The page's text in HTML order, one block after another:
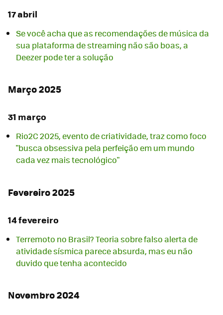
17 abril
Se você acha que as recomendações de música da
sua plataforma de streaming não são boas, a
Deezer pode ter a solução
Março 2025
31 março
Rio2C 2025, evento de criatividade, traz como foco
"busca obsessiva pela perfeição em um mundo
cada vez mais tecnológico"
Fevereiro 2025
14 fevereiro
Terremoto no Brasil? Teoria sobre falso alerta de
atividade sísmica parece absurda, mas eu não
duvido que tenha acontecido
Novembro 2024